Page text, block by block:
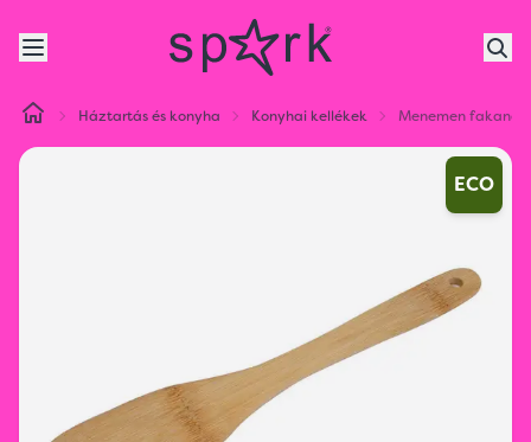
Háztartás és konyha Konyhai kellékek Menemen fakanál
ECO